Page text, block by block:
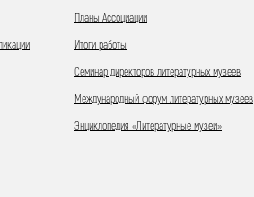
Планы Ассоциации
Итоги работы
Семинар директоров литературных музеев
Международный форум литературных музеев
Энциклопедия «Литературные музеи»